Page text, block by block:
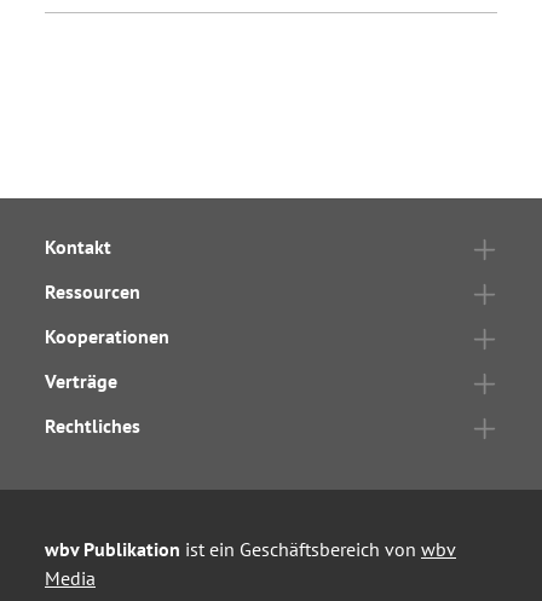
Kontakt
Ressourcen
Kooperationen
Verträge
Rechtliches
wbv Publikation ist ein Geschäftsbereich von wbv
Media